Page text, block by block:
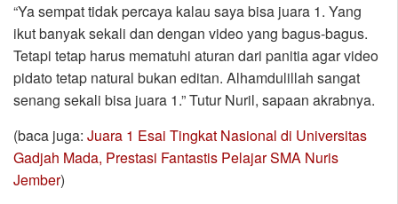
“Ya sempat tidak percaya kalau saya bisa juara 1. Yang
ikut banyak sekali dan dengan video yang bagus-bagus.
Tetapi tetap harus mematuhi aturan dari panitia agar video
pidato tetap natural bukan editan. Alhamdulillah sangat
senang sekali bisa juara 1.” Tutur Nuril, sapaan akrabnya.
(baca juga: Juara 1 Esai Tingkat Nasional di Universitas
Gadjah Mada, Prestasi Fantastis Pelajar SMA Nuris
Jember)